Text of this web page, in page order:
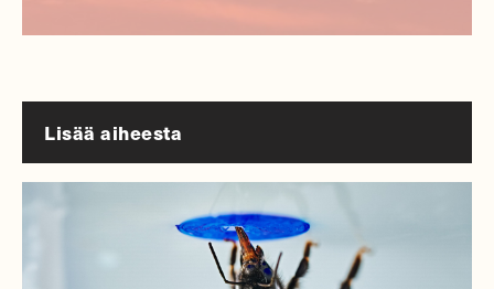
Lisää aiheesta